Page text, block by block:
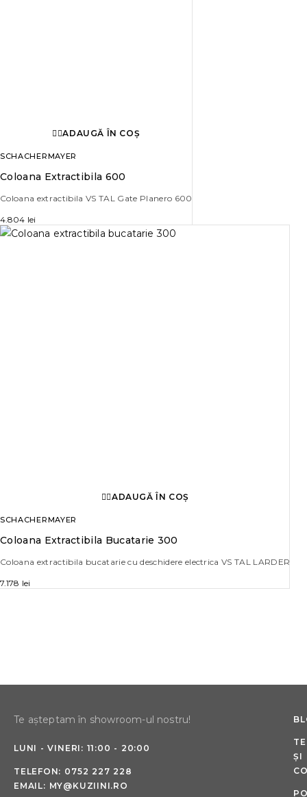
ADAUGĂ ÎN COȘ
SCHACHERMAYER
Coloana Extractibila 600
Coloana extractibila VS TAL Gate Planero 600
4.804 lei
ADAUGĂ ÎN COȘ
SCHACHERMAYER
Coloana Extractibila Bucatarie 300
Coloana extractibila bucatarie cu deschidere electrica VS TAL LARDER
7.178 lei
Te așteptam în showroom-ul nostru!
LUNI - VINERI: 11:00 - 20:00
TELEFON: 0752 227 228
EMAIL: MY@KUZIINI.RO
ȘI